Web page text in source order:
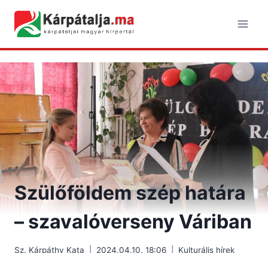
content
Szülőföldem szép határa
– szavalóverseny Váriban
Sz. Kárpáthy Kata 2024.04.10. 18:06 Kulturális hírek